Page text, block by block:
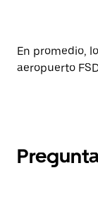
En promedio,
aeropuerto